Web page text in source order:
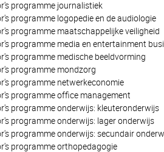
programme journalistiek
programme logopedie en de audiologie
programme maatschappelijke veiligheid
programme media en entertainment
programme medische beeldvorming
programme mondzorg
programme netwerkeconomie
programme office management
programme onderwijs: kleuteronderwijs
programme onderwijs: lager onderwijs
programme onderwijs: secundair
programme orthopedagogie